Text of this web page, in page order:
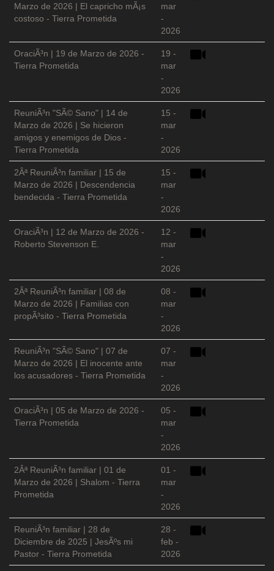
Marzo de 2026 | El capricho mÃ¡s
costoso - Tierra Prometida
mar
-
2026
OraciÃ³n | 19 de Marzo de 2026 -
Tierra Prometida
19 -
mar
-
2026
ReuniÃ³n "SÃ© Sano" | 14 de
Marzo de 2026 | Se hicieron
amigos y enemigos de Dios -
Tierra Prometida
15 -
mar
-
2026
2Âª ReuniÃ³n familiar | 15 de
Marzo de 2026 | Descendencia
bendecida - Tierra Prometida
15 -
mar
-
2026
OraciÃ³n | 12 de Marzo de 2026 -
Roberto Stevenson E.
12 -
mar
-
2026
2Âª ReuniÃ³n familiar | 08 de
Marzo de 2026 | Familias con
propÃ³sito - Tierra Prometida
08 -
mar
-
2026
ReuniÃ³n "SÃ© Sano" | 07 de
Marzo de 2026 | El inocente ante
los acusadores - Tierra Prometida
07 -
mar
-
2026
OraciÃ³n | 05 de Marzo de 2026 -
Tierra Prometida
05 -
mar
-
2026
2Âª ReuniÃ³n familiar | 01 de
Marzo de 2026 | Shalom - Tierra
Prometida
01 -
mar
-
2026
ReuniÃ³n familiar | 28 de
Diciembre de 2025 | JesÃºs mi
Pastor - Tierra Prometida
28 -
feb -
2026